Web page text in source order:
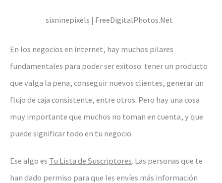
sixninepixels | FreeDigitalPhotos.Net
En los negocios en internet, hay muchos pilares
fundamentales para poder ser exitoso: tener un producto
que valga la pena, conseguir nuevos clientes, generar un
flujo de caja consistente, entre otros. Pero hay una cosa
muy importante que muchos no toman en cuenta, y que
puede significar todo en tu negocio.
Ese algo es Tu Lista de Suscriptores. Las personas que te
han dado permiso para que les envíes más información